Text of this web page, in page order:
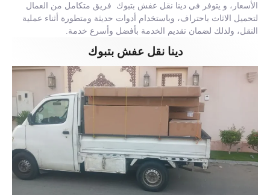
الأسعار، و يتوفر في دينا نقل عفش بتبوك فريق متكامل من العمال
لتحميل الاثاث باحتراف، وباستخدام أدوات حديثة ومتطورة أثناء عملية
النقل، ولذلك لضمان تقديم الخدمة بأفضل وأسرع خدمة.
دينا نقل عفش بتبوك